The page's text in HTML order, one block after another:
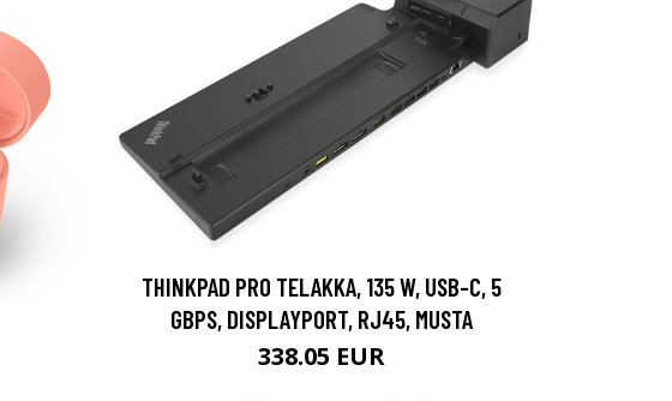
THINKPAD PRO TELAKKA, 135 W, USB-C, 5
GBPS, DISPLAYPORT, RJ45, MUSTA
338.05 EUR